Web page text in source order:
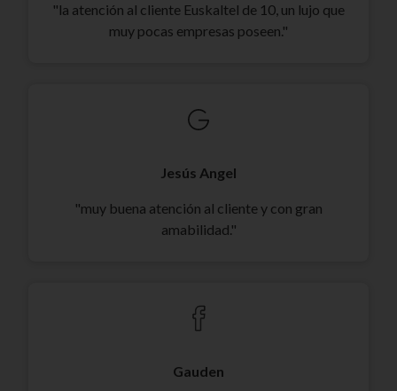
"la atención al cliente Euskaltel de 10, un lujo que
muy pocas empresas poseen."
Jesús Angel
"muy buena atención al cliente y con gran
amabilidad."
Gauden